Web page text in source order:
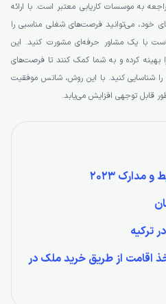
به موسسات کاریابی معتبر است. با ارائه
خود، می‌توانید فرصت‌های شغلی مناسبی را
است با یک مشاور حرفه‌ای مشورت کنید. این
بهینه کرده و به شما کمک کنند تا فرصت‌های
شناسایی کنید. با این روش، شانس موفقیت
قابل توجهی افزایش می‌یابد.
مدارک 2023
ترکیه
اقامت از طریق خرید ملک در